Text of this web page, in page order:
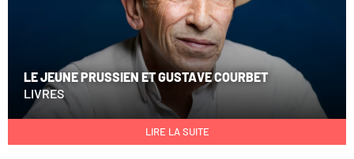
LE JEUNE PRUSSIEN ET GUSTAVE COURBET
LIVRES
LIRE LA SUITE